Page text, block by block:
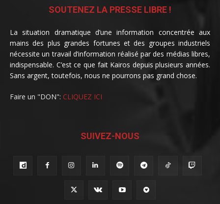
SOUTENEZ LA PRESSE LIBRE !
La situation dramatique d’une information concentrée aux
mains des plus grandes fortunes et des groupes industriels
nécessite un travail d’information réalisé par des médias libres,
indispensable. C’est ce que fait Kairos depuis plusieurs années.
Sans argent, toutefois, nous ne pourrons pas grand chose.
Faire un "DON": CLIQUEZ ICI
SUIVEZ-NOUS